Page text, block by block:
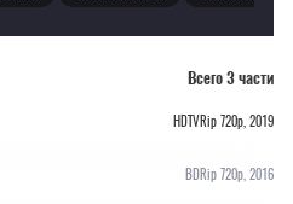
Всего 3 части
HDTVRip 720p, 2019
BDRip 720p, 2016